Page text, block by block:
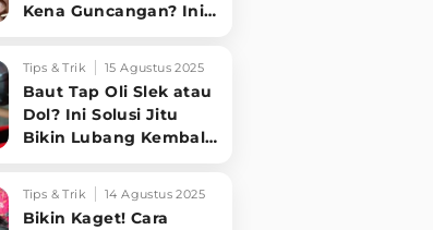
Kena Guncangan? Ini
Tips & Trik 15 Agustus 2025
Baut Tap Oli Slek atau
Dol? Ini Solusi Jitu
Bikin Lubang Kembali
Tips & Trik 14 Agustus 2025
Bikin Kaget! Cara